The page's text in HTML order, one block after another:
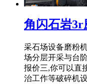
角闪石岩3r
采石场设备磨粉
场分层开采与台
报价三,你可以直
治工作等破碎机